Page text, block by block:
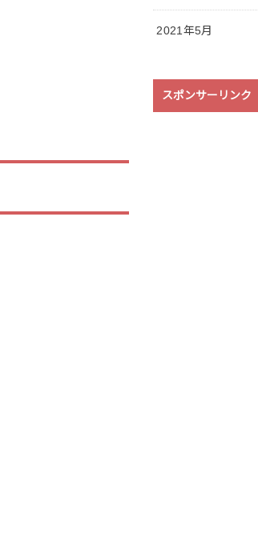
2021年5月
スポンサーリンク